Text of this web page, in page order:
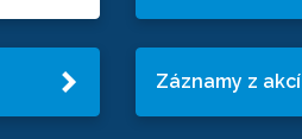
Záznamy z akcí